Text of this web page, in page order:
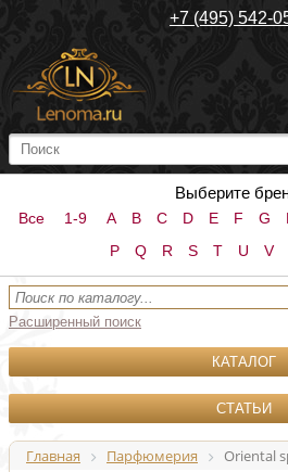
+7 (495) 542-
Выберите
Все 1-9 A B C D E F G
P
Q R S T U V
Расширенный поиск
КАТАЛОГ
СТАТЬИ
Главная Парфюмерия Oriental